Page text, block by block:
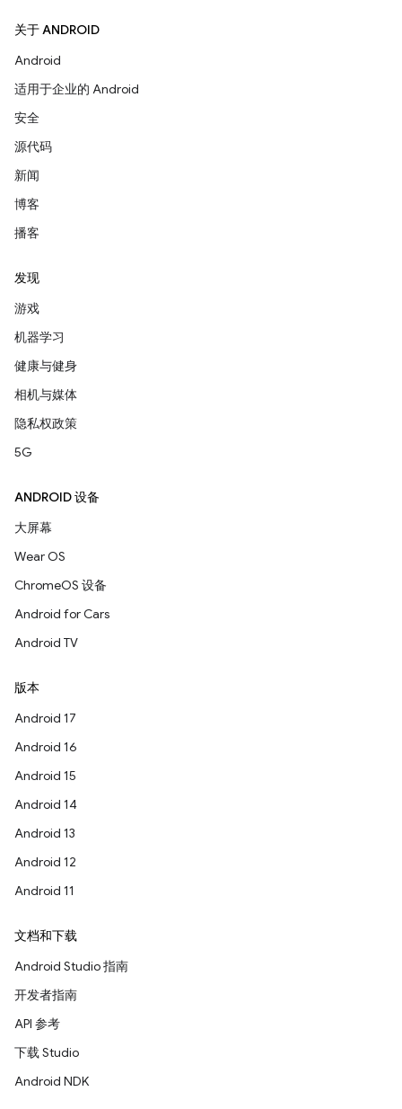
关于 ANDROID
Android
适用于企业的 Android
安全
源代码
新闻
博客
播客
发现
游戏
机器学习
健康与健身
相机与媒体
隐私权政策
5G
ANDROID 设备
大屏幕
Wear OS
ChromeOS 设备
Android for Cars
Android TV
版本
Android 17
Android 16
Android 15
Android 14
Android 13
Android 12
Android 11
文档和下载
Android Studio 指南
开发者指南
API 参考
下载 Studio
Android NDK